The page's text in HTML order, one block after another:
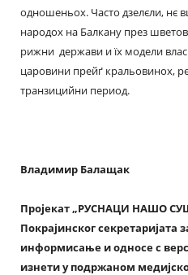
одношеньох. Часто дзелєли, нє
народох на Балкану през
рижни держави и їх модели
царовини прейґ кральовинох,
транзицийни период.
Владимир Балащак
Пројекат „РУСНАЦИ НАШО
Покрајинског секретаријата
информисање и односе с
изнети у подржаном